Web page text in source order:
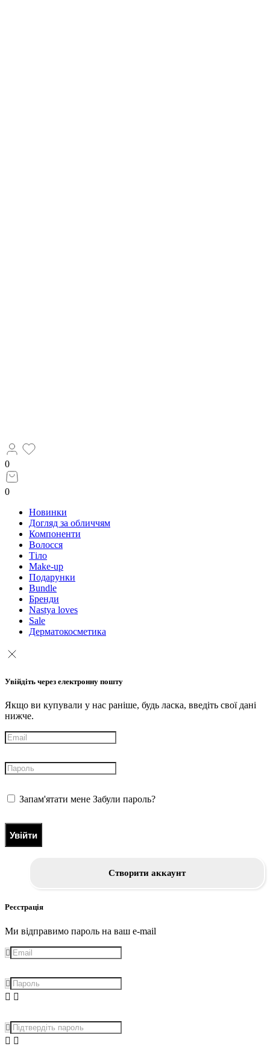
0
0
Новинки
Догляд за обличчям
Компоненти
Волосся
Тіло
Make-up
Подарунки
Bundle
Бренди
Nastya loves
Sale
Дерматокосметика
Увійдіть через електронну пошту
Якщо ви купували у нас раніше, будь ласка, введіть свої дані
нижче.
Запам'ятати мене Забули пароль?
Увійти
Створити аккаунт
Реєстрація
Ми відправимо пароль на ваш e-mail